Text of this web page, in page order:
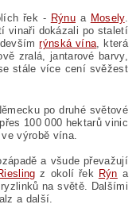
řek - Rýnu a Mosely.
vinaři dokázali po staletí
rýnská vína, která
zralá, jantarové barvy,
stále více cení svěžest
po druhé světové
100 000 hektarů vinic
výrobě vína.
a všude převažují
z okolí řek Rýn a
na světě. Dalšími
a další.